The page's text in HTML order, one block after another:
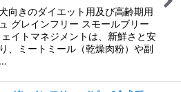
向きのダイエット用及び高齢期用
グレインフリー スモールブリー
ェイトマネジメントは、新鮮さと安
、ミートミール（乾燥肉粉）や副